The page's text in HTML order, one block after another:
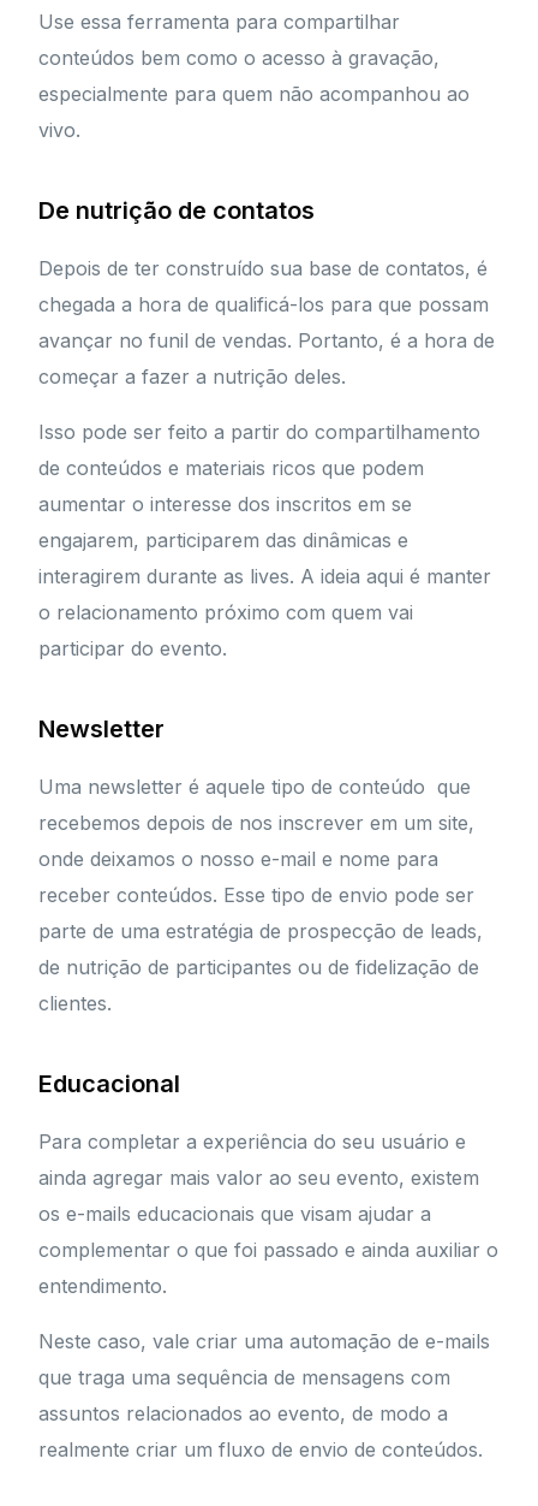
Use essa ferramenta para compartilhar
conteúdos bem como o acesso à gravação,
especialmente para quem não acompanhou ao
vivo.
De nutrição de contatos
Depois de ter construído sua base de contatos, é
chegada a hora de qualificá-los para que possam
avançar no funil de vendas. Portanto, é a hora de
começar a fazer a nutrição deles.
Isso pode ser feito a partir do compartilhamento
de conteúdos e materiais ricos que podem
aumentar o interesse dos inscritos em se
engajarem, participarem das dinâmicas e
interagirem durante as lives. A ideia aqui é manter
o relacionamento próximo com quem vai
participar do evento.
Newsletter
Uma newsletter é aquele tipo de conteúdo que
recebemos depois de nos inscrever em um site,
onde deixamos o nosso e-mail e nome para
receber conteúdos. Esse tipo de envio pode ser
parte de uma estratégia de prospecção de leads,
de nutrição de participantes ou de fidelização de
clientes.
Educacional
Para completar a experiência do seu usuário e
ainda agregar mais valor ao seu evento, existem
os e-mails educacionais que visam ajudar a
complementar o que foi passado e ainda auxiliar o
entendimento.
Neste caso, vale criar uma automação de e-mails
que traga uma sequência de mensagens com
assuntos relacionados ao evento, de modo a
realmente criar um fluxo de envio de conteúdos.